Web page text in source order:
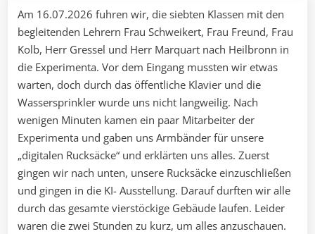
Am 16.07.2026 fuhren wir, die siebten Klassen mit den
begleitenden Lehrern Frau Schweikert, Frau Freund, Frau
Kolb, Herr Gressel und Herr Marquart nach Heilbronn in
die Experimenta. Vor dem Eingang mussten wir etwas
warten, doch durch das öffentliche Klavier und die
Wassersprinkler wurde uns nicht langweilig. Nach
wenigen Minuten kamen ein paar Mitarbeiter der
Experimenta und gaben uns Armbänder für unsere
„digitalen Rucksäcke“ und erklärten uns alles. Zuerst
gingen wir nach unten, unsere Rucksäcke einzuschließen
und gingen in die KI- Ausstellung. Darauf durften wir alle
durch das gesamte vierstöckige Gebäude laufen. Leider
waren die zwei Stunden zu kurz, um alles anzuschauen.